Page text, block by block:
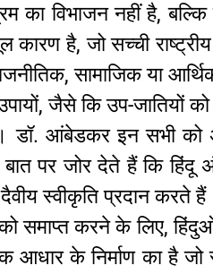
विभाजन नहीं है, बल्कि
है, जो सच्ची
सामाजिक या
जैसे कि उप-जातियों
है। डॉ. आंबेडकर इन सभी
पर जोर देते हैं कि
स्वीकृति प्रदान करते
समाप्त करने के लिए,
आधार के निर्माण का है